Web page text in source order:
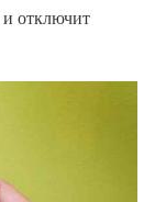
и отключит